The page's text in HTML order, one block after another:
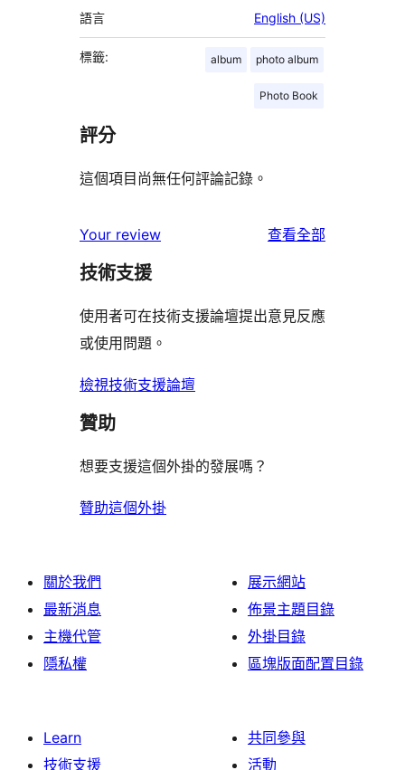
語言 English (US)
標籤: album photo album
Photo Book
評分
這個項目尚無任何評論記錄。
Your review 查看全部
評
技術支援
使用者可在技術支援論壇提出意見反應
或使用問題。
檢視技術支援論壇
贊助
想要支援這個外掛的發展嗎？
贊助這個外掛
關於我們
最新消息
主機代管
隱私權
展示網站
佈景主題目錄
外掛目錄
區塊版面配置目錄
Learn
技術支援
共同參與
活動